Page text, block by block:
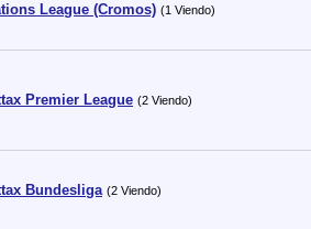
League (Cromos) (1 Viendo)
Premier League (2 Viendo)
Bundesliga (2 Viendo)